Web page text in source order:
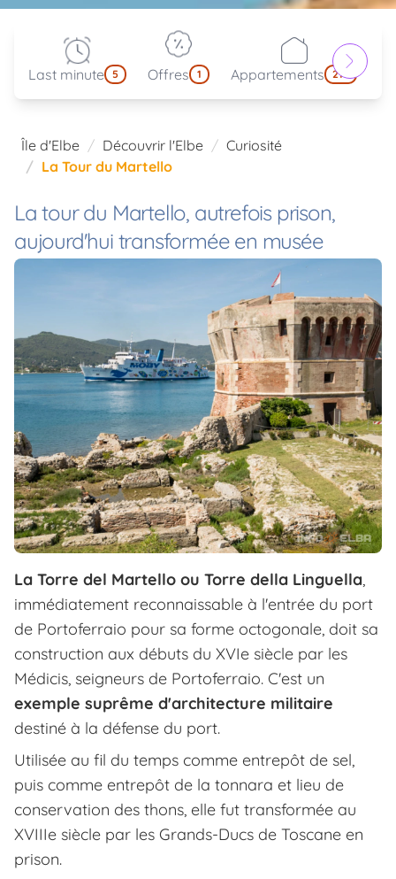
Last minute 5 Offres 1 Appartements 214
Île d'Elbe Découvrir l'Elbe
Curiosité
La Tour du Martello
La tour du Martello, autrefois prison,
aujourd'hui transformée en musée
La Torre del Martello ou Torre della Linguella,
immédiatement reconnaissable à l'entrée du port
de Portoferraio pour sa forme octogonale, doit sa
construction aux débuts du XVIe siècle par les
Médicis, seigneurs de Portoferraio. C'est un
exemple suprême d'architecture militaire
destiné à la défense du port.
Utilisée au fil du temps comme entrepôt de sel,
puis comme entrepôt de la tonnara et lieu de
conservation des thons, elle fut transformée au
XVIIIe siècle par les Grands-Ducs de Toscane en
prison.